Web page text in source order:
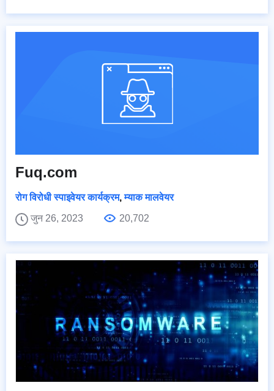
Fuq.com
रोग विरोधी स्पाइवेयर कार्यक्रम,म्याक मालवेयर
जुन 26, 2023
20,702